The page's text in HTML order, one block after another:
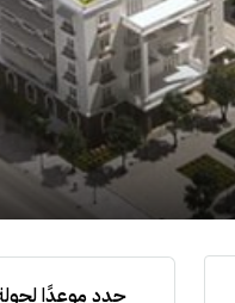
حدد موعدًا